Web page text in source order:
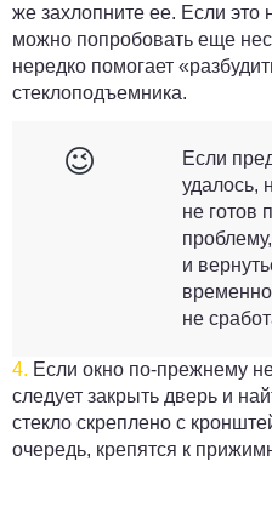
же захлопните ее. Если это
можно попробовать еще
нередко помогает
стеклоподъемника.
😉
Если
удалось,
не готов
и
не
4. Если окно по-прежнему
следует закрыть дверь и
стекло скреплено с
очередь, крепятся к